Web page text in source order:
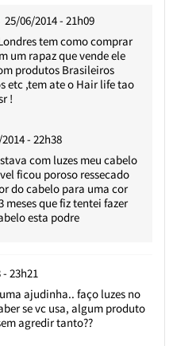
25/06/2014 - 21h09
tem como comprar
um rapaz que vende ele
produtos Brasileiros
etc ,tem ate o Hair life tao
!
- 22h38
com luzes meu cabelo
ficou poroso ressecado
do cabelo para uma cor
meses que fiz tentei fazer
esta podre
23h21
ajudinha.. faço luzes no
se vc usa, algum produto
agredir tanto??